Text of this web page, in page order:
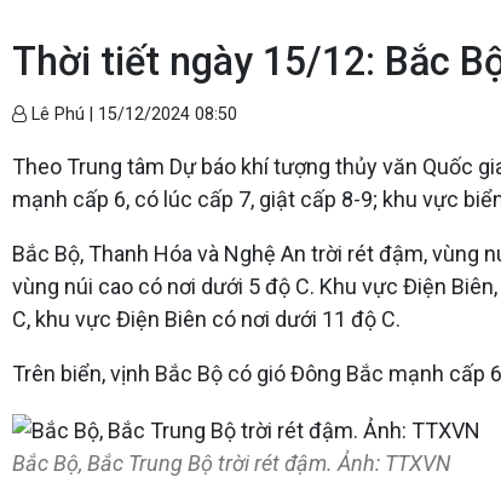
Thời tiết ngày 15/12: Bắc
Lê Phú | 15/12/2024 08:50
Theo Trung tâm Dự báo khí tượng thủy văn Quốc
mạnh cấp 6, có lúc cấp 7, giật cấp 8-9; khu vực
Bắc Bộ, Thanh Hóa và Nghệ An trời rét đậm, vùng
vùng núi cao có nơi dưới 5 độ C. Khu vực Điện
C, khu vực Điện Biên có nơi dưới 11 độ C.
Trên biển, vịnh Bắc Bộ có gió Đông Bắc mạnh
Bắc Bộ, Bắc Trung Bộ trời rét đậm. Ảnh: TTXVN